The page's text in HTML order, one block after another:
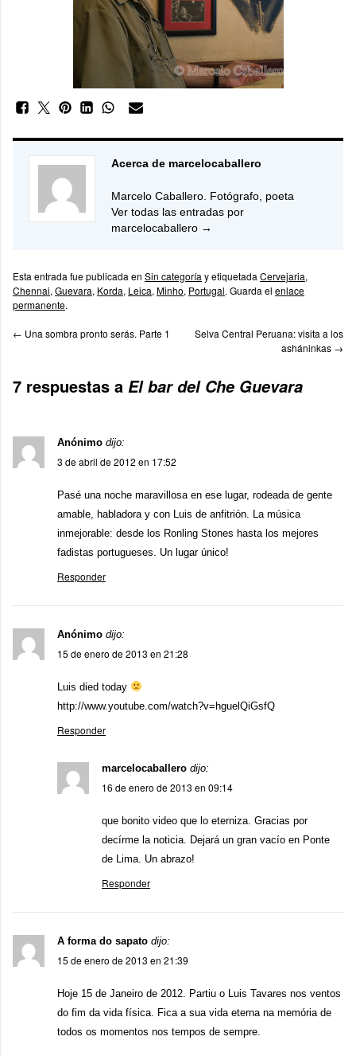
Acerca de marcelocaballero
Marcelo Caballero. Fotógrafo, poeta
Ver todas las entradas por
marcelocaballero →
Esta entrada fue publicada en Sin categoría y etiquetada Cervejaria,
Chennai, Guevara, Korda, Leica, Minho, Portugal. Guarda el enlace
permanente.
← Una sombra pronto serás. Parte 1
Selva Central Peruana: visita a los
asháninkas →
7 respuestas a El bar del Che Guevara
Anónimo dijo:
3 de abril de 2012 en 17:52
Pasé una noche maravillosa en ese lugar, rodeada de gente
amable, habladora y con Luis de anfitrión. La música
inmejorable: desde los Ronling Stones hasta los mejores
fadistas portugueses. Un lugar único!
Responder
Anónimo dijo:
15 de enero de 2013 en 21:28
Luis died today
http://www.youtube.com/watch?v=hguelQiGsfQ
Responder
marcelocaballero dijo:
16 de enero de 2013 en 09:14
que bonito video que lo eterniza. Gracias por
decírme la noticia. Dejará un gran vacío en Ponte
de Lima. Un abrazo!
Responder
A forma do sapato dijo:
15 de enero de 2013 en 21:39
Hoje 15 de Janeiro de 2012. Partiu o Luis Tavares nos ventos
do fim da vida física. Fica a sua vida eterna na memória de
todos os momentos nos tempos de sempre.